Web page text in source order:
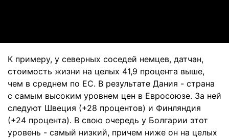
К примеру, у северных соседей немцев, датчан,
стоимость жизни на целых 41,9 процента выше,
чем в среднем по ЕС. В результате Дания - страна
с самым высоким уровнем цен в Евросоюзе. За ней
следуют Швеция (+28 процентов) и Финляндия
(+24 процента). В свою очередь у Болгарии этот
уровень - самый низкий, причем ниже он на целых